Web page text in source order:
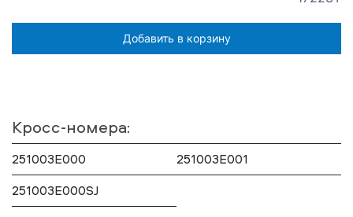
Добавить в корзину
Кросс-номера:
251003E000
251003E001
251003E000SJ